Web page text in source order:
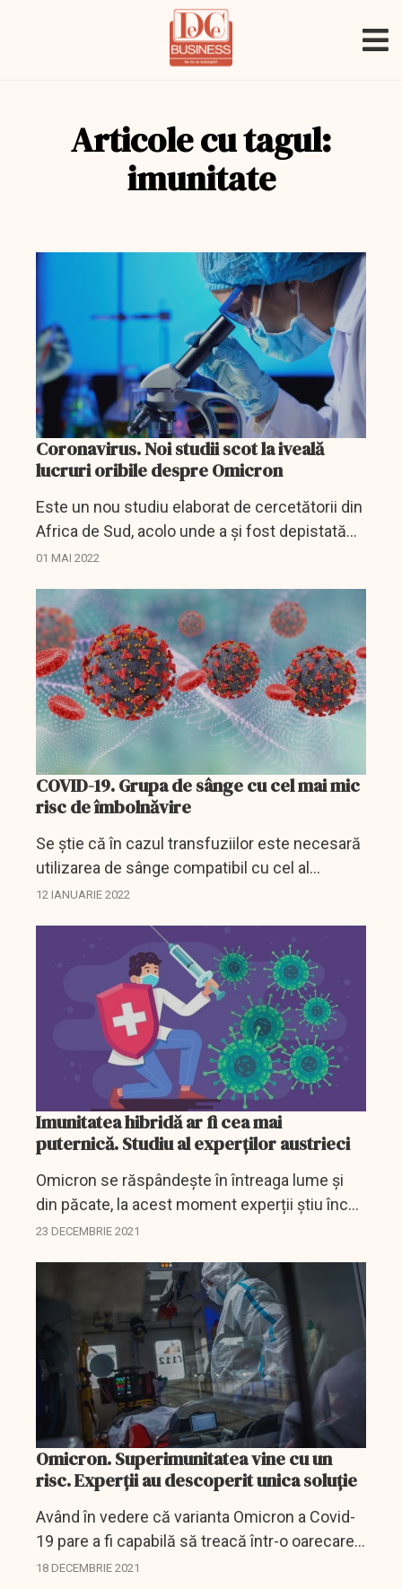
Articole cu tagul:
imunitate
Coronavirus. Noi studii scot la iveală
lucruri oribile despre Omicron
Este un nou studiu elaborat de cercetătorii din
Africa de Sud, acolo unde a și fost depistată
tulpina Omicron, care, conform oamenilor de
01 MAI 2022
COVID-19. Grupa de sânge cu cel mai mic
risc de îmbolnăvire
Se știe că în cazul transfuziilor este necesară
utilizarea de sânge compatibil cu cel al
bolnavului. Același fenomen a fost observat și
12 IANUARIE 2022
Imunitatea hibridă ar fi cea mai
puternică. Studiu al experților austrieci
Omicron se răspândește în întreaga lume și
din păcate, la acest moment experții știu încă
foarte puține lucruri despre noua variantă de
23 DECEMBRIE 2021
Omicron. Superimunitatea vine cu un
risc. Experții au descoperit unica soluție
Având în vedere că varianta Omicron a Covid-
19 pare a fi capabilă să treacă într-o oarecare
măsură peste imunitatea indusă de vaccinuri,
18 DECEMBRIE 2021